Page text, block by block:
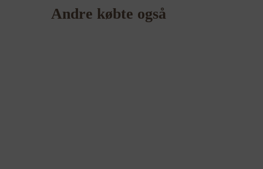
Andre købte også